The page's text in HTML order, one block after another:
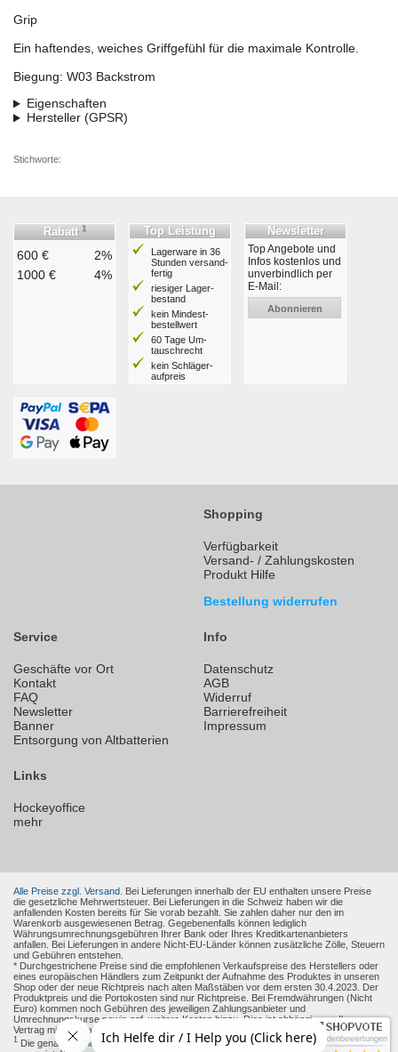
Grip
Ein haftendes, weiches Griffgefühl für die maximale Kontrolle.
Biegung: W03 Backstrom
Eigenschaften
Hersteller (GPSR)
Stichworte:
Rabatt 1
600 €
2%
1000 €
4%
Top Leistung
Lagerware in 36
Stunden ver­sand­
fertig
riesiger Lager­
bestand
kein Mindest­
bestell­wert
60 Tage Um­
tausch­recht
kein Schläger­
aufpreis
Newsletter
Top Angebote und
Infos kostenlos und
unverbindlich per
E-Mail:
Abonnieren
Shopping
Verfügbarkeit
Versand- / Zahlungskosten
Produkt Hilfe
Bestellung widerrufen
Service
Geschäfte vor Ort
Kontakt
FAQ
Newsletter
Banner
Entsorgung von Altbatterien
Info
Datenschutz
AGB
Widerruf
Barrierefreiheit
Impressum
Links
Hockeyoffice
mehr
Alle Preise zzgl. Versand. Bei Lieferungen innerhalb der EU enthalten unsere Preise
die gesetzliche Mehrwertsteuer. Bei Lieferungen in die Schweiz haben wir die
anfallenden Kosten bereits für Sie vorab bezahlt. Sie zahlen daher nur den im
Warenkorb ausgewiesenen Betrag. Gegebenenfalls können lediglich
Währungsumrechnungsgebühren Ihrer Bank oder Ihres Kreditkartenanbieters
anfallen. Bei Lieferungen in andere Nicht-EU-Länder können zusätzliche Zölle, Steuern
und Gebühren entstehen.
* Durchgestrichene Preise sind die empfohlenen Verkaufspreise des Herstellers oder
eines europäischen Händlers zum Zeitpunkt der Aufnahme des Produktes in unseren
Shop oder der neue Richtpreis nach alten Maßstäben vor dem ersten 30.4.2023. Der
Produktpreis und die Portokosten sind nur Richtpreise. Bei Fremdwährungen (Nicht
Euro) kommen noch Gebühren des jeweiligen Zahlungsanbieter und
Umrechnungskurse sowie ggf. weitere Kosten hinzu. Dies ist abhängig von Ihren
Vertrag mit den Zahlungsanbieter.
1 Die genaue Höhe des Rabattes wird Ihnen auf der Produkt-Seite und im Warenkorb
Kundenbewertungen